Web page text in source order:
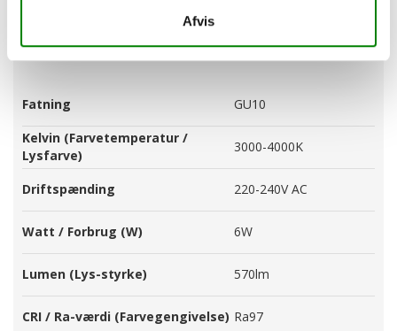
Afvis
Specifikationer
Fatning
GU10
Kelvin (Farvetemperatur /
Lysfarve)
3000-4000K
Driftspænding 220-240V AC
Watt / Forbrug (W) 6W
Lumen (Lys-styrke) 570lm
CRI / Ra-værdi (Farvegengivelse) Ra97